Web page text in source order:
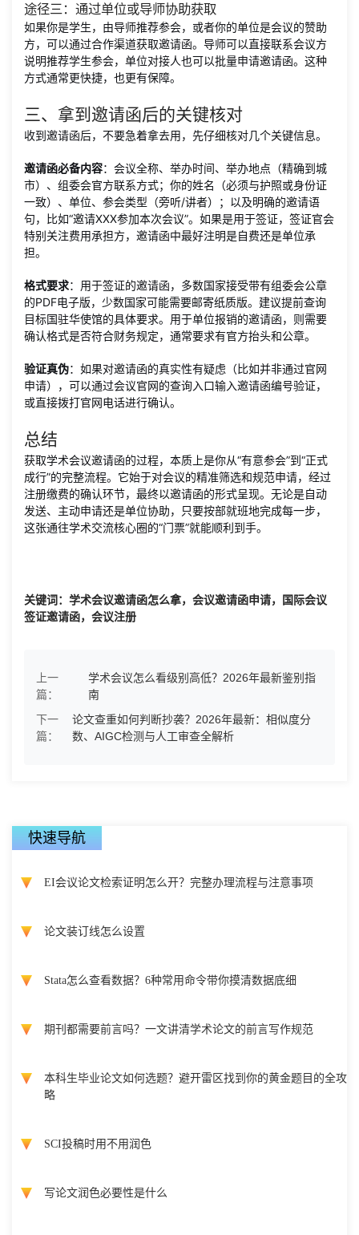
途径三：通过单位或导师协助获取
如果你是学生，由导师推荐参会，或者你的单位是会议的赞助
方，可以通过合作渠道获取邀请函。导师可以直接联系会议方
说明推荐学生参会，单位对接人也可以批量申请邀请函。这种
方式通常更快捷，也更有保障。
三、拿到邀请函后的关键核对
收到邀请函后，不要急着拿去用，先仔细核对几个关键信息。
邀请函必备内容：会议全称、举办时间、举办地点（精确到城
市）、组委会官方联系方式；你的姓名（必须与护照或身份证
一致）、单位、参会类型（旁听/讲者）；以及明确的邀请语
句，比如“邀请XXX参加本次会议”。如果是用于签证，签证官会
特别关注费用承担方，邀请函中最好注明是自费还是单位承
担。
格式要求：用于签证的邀请函，多数国家接受带有组委会公章
的PDF电子版，少数国家可能需要邮寄纸质版。建议提前查询
目标国驻华使馆的具体要求。用于单位报销的邀请函，则需要
确认格式是否符合财务规定，通常要求有官方抬头和公章。
验证真伪：如果对邀请函的真实性有疑虑（比如并非通过官网
申请），可以通过会议官网的查询入口输入邀请函编号验证，
或直接拨打官网电话进行确认。
总结
获取学术会议邀请函的过程，本质上是你从“有意参会”到“正式
成行”的完整流程。它始于对会议的精准筛选和规范申请，经过
注册缴费的确认环节，最终以邀请函的形式呈现。无论是自动
发送、主动申请还是单位协助，只要按部就班地完成每一步，
这张通往学术交流核心圈的“门票”就能顺利到手。
关键词：学术会议邀请函怎么拿，会议邀请函申请，国际会议
签证邀请函，会议注册
上一
篇：
学术会议怎么看级别高低？2026年最新鉴别指
南
下一
篇：
论文查重如何判断抄袭？2026年最新：相似度分
数、AIGC检测与人工审查全解析
快速导航
EI会议论文检索证明怎么开？完整办理流程与注意事项
论文装订线怎么设置
Stata怎么查看数据？6种常用命令带你摸清数据底细
期刊都需要前言吗？一文讲清学术论文的前言写作规范
本科生毕业论文如何选题？避开雷区找到你的黄金题目的全攻
略
SCI投稿时用不用润色
写论文润色必要性是什么